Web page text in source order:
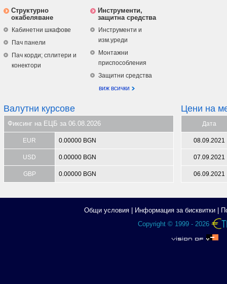
Структурно
окабеляване
Кабинетни шкафове
Пач панели
Пач корди; сплитери и
конектори
Инструменти,
защитна средства
Инструменти и
изм.уреди
Монтажни
приспособления
Защитни средства
виж всички
Валутни курсове
Фиксинг на ЕЦБ за 06.08.2026
EUR 0.00000 BGN
USD 0.00000 BGN
GBP 0.00000 BGN
Цени на
Дата
08.09.2021
07.09.2021
06.09.2021
Общи условия| Информация за бисквитки|
Copyright © 1999 - 2026